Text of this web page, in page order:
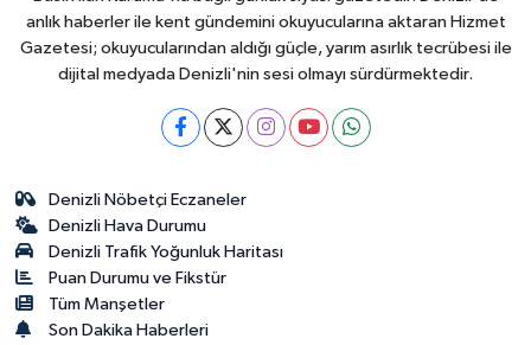
anlık haberler ile kent gündemini okuyucularına aktaran Hizmet
Gazetesi; okuyucularından aldığı güçle, yarım asırlık tecrübesi ile
dijital medyada Denizli'nin sesi olmayı sürdürmektedir.
Denizli Nöbetçi Eczaneler
Denizli Hava Durumu
Denizli Trafik Yoğunluk Haritası
Puan Durumu ve Fikstür
Tüm Manşetler
Son Dakika Haberleri